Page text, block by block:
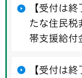
【受付は
たな住民税
帯支援給付
【受付は